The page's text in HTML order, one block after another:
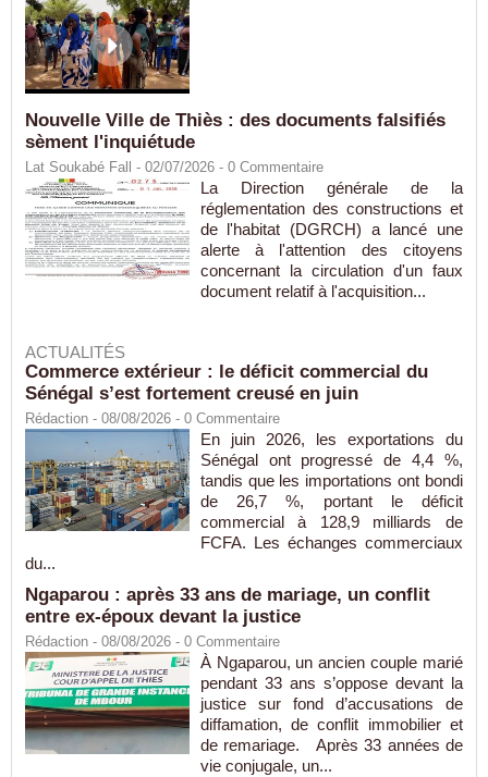
Nouvelle Ville de Thiès : des documents falsifiés
sèment l'inquiétude
Lat Soukabé Fall - 02/07/2026 - 0 Commentaire
La Direction générale de la
réglementation des constructions et
de l'habitat (DGRCH) a lancé une
alerte à l'attention des citoyens
concernant la circulation d'un faux
document relatif à l'acquisition...
ACTUALITÉS
Commerce extérieur : le déficit commercial du
Sénégal s’est fortement creusé en juin
Rédaction - 08/08/2026 - 0 Commentaire
En juin 2026, les exportations du
Sénégal ont progressé de 4,4 %,
tandis que les importations ont bondi
de 26,7 %, portant le déficit
commercial à 128,9 milliards de
FCFA. Les échanges commerciaux
du...
Ngaparou : après 33 ans de mariage, un conflit
entre ex-époux devant la justice
Rédaction - 08/08/2026 - 0 Commentaire
À Ngaparou, un ancien couple marié
pendant 33 ans s’oppose devant la
justice sur fond d’accusations de
diffamation, de conflit immobilier et
de remariage. Après 33 années de
vie conjugale, un...